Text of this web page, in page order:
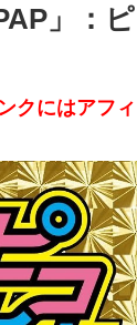
」：
クにはアフ